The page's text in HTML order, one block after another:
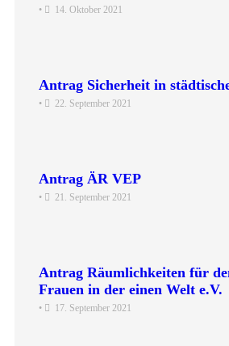
• 14. Oktober 2021
Antrag Sicherheit in
• 22. September 2021
Antrag ÄR VEP
• 21. September 2021
Antrag Räumlichkeiten für
Frauen in der einen Welt e.V.
• 17. September 2021